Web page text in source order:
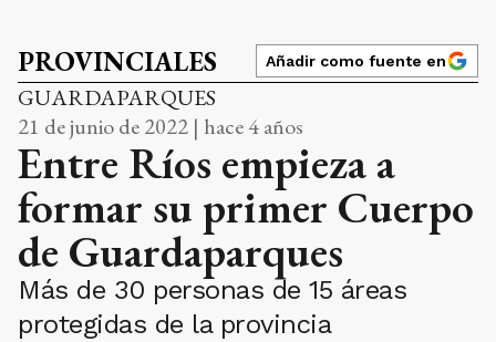
PROVINCIALES Añadir como fuente en
GUARDAPARQUES
21 de junio de 2022 | hace 4 años
Entre Ríos empieza a
formar su primer Cuerpo
de Guardaparques
Más de 30 personas de 15 áreas
protegidas de la provincia